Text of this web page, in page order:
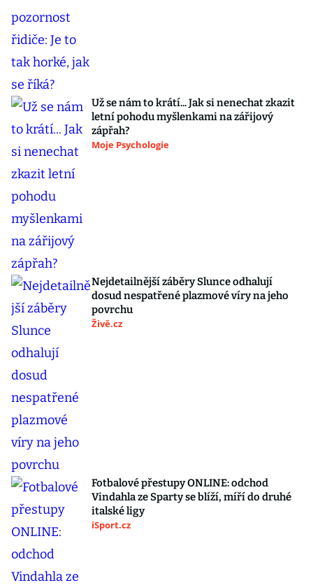
Už se nám to krátí... Jak si nenechat zkazit
letní pohodu myšlenkami na zářijový
zápřah?
Moje Psychologie
Nejdetailnější záběry Slunce odhalují
dosud nespatřené plazmové víry na jeho
povrchu
Živě.cz
Fotbalové přestupy ONLINE: odchod
Vindahla ze Sparty se blíží, míří do druhé
italské ligy
iSport.cz